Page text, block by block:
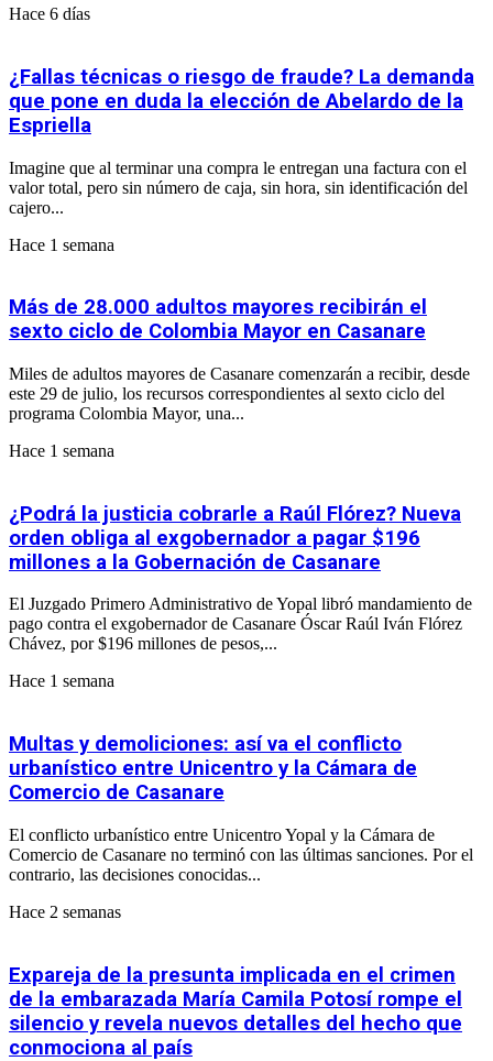
Hace 6 días
¿Fallas técnicas o riesgo de fraude? La demanda
que pone en duda la elección de Abelardo de la
Espriella
Imagine que al terminar una compra le entregan una factura con el
valor total, pero sin número de caja, sin hora, sin identificación del
cajero...
Hace 1 semana
Más de 28.000 adultos mayores recibirán el
sexto ciclo de Colombia Mayor en Casanare
Miles de adultos mayores de Casanare comenzarán a recibir, desde
este 29 de julio, los recursos correspondientes al sexto ciclo del
programa Colombia Mayor, una...
Hace 1 semana
¿Podrá la justicia cobrarle a Raúl Flórez? Nueva
orden obliga al exgobernador a pagar $196
millones a la Gobernación de Casanare
El Juzgado Primero Administrativo de Yopal libró mandamiento de
pago contra el exgobernador de Casanare Óscar Raúl Iván Flórez
Chávez, por $196 millones de pesos,...
Hace 1 semana
Multas y demoliciones: así va el conflicto
urbanístico entre Unicentro y la Cámara de
Comercio de Casanare
El conflicto urbanístico entre Unicentro Yopal y la Cámara de
Comercio de Casanare no terminó con las últimas sanciones. Por el
contrario, las decisiones conocidas...
Hace 2 semanas
Expareja de la presunta implicada en el crimen
de la embarazada María Camila Potosí rompe el
silencio y revela nuevos detalles del hecho que
conmociona al país